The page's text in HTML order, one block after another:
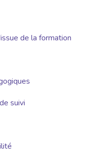
de la formation
suivi